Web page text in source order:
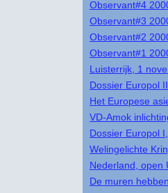
Observant#4
Observant#3
Observant#2
Observant#1
Luisterrijk, 1
Dossier Europol
Het Europese
VD-Amok
Dossier Europol
Welingelichte
Nederland, open
De muren